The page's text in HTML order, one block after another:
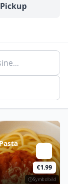
Pickup
Symbolbild
€1.99